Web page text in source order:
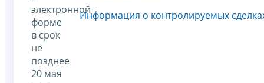
электронной
форме
в срок
не
позднее
20 мая
Информация о контролируемых